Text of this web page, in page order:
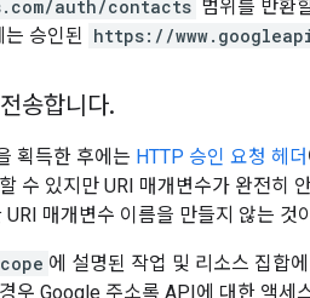
auth/contacts 범위를 반환
는 승인된 https://
송합니다.
획득한 후에는 HTTP 승인 요청 헤더
수 있지만 URI 매개변수가 완전히
매개변수 이름을 만들지 않는 것
에 설명된 작업 및 리소스 집합
우 Google 주소록 API에 대한 액세